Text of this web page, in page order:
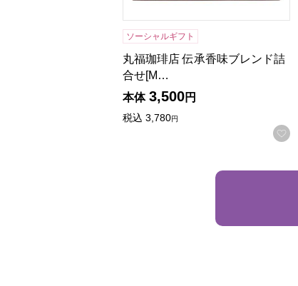
ソーシャルギフト
丸福珈琲店 伝承香味ブレンド詰
合せ[M…
本体 3,500円
税込 3,780円